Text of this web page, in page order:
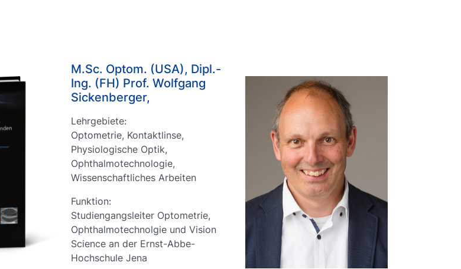
M.Sc. Optom. (USA), Dipl.-
Ing. (FH) Prof. Wolfgang
Sickenberger,
Lehrgebiete:
Optometrie, Kontaktlinse,
Physiologische Optik,
Ophthalmotechnologie,
Wissenschaftliches Arbeiten
Funktion:
Studiengangsleiter Optometrie,
Ophthalmotechnolgie und Vision
Science an der Ernst-Abbe-
Hochschule Jena